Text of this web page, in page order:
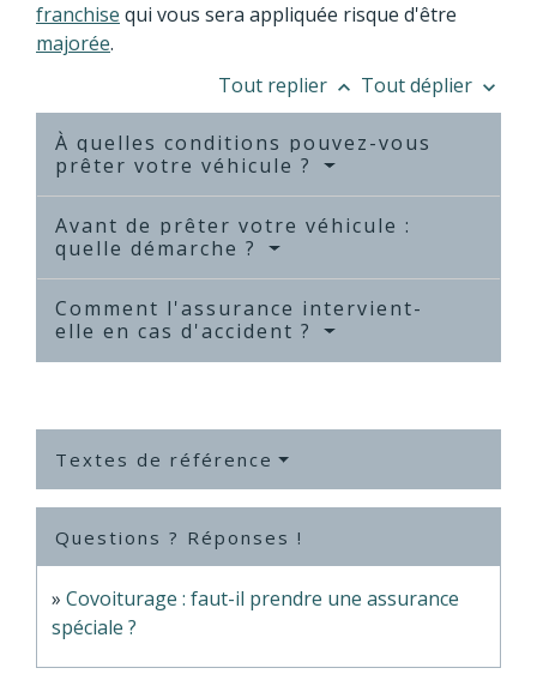
franchise qui vous sera appliquée risque d'être
majorée.
Tout replier keyboard_arrow_up Tout déplier keyboard_arrow_down
À quelles conditions pouvez-vous
prêter votre véhicule ?
Avant de prêter votre véhicule :
quelle démarche ?
Comment l'assurance intervient-
elle en cas d'accident ?
Textes de référence
Questions ? Réponses !
Covoiturage : faut-il prendre une assurance
spéciale ?